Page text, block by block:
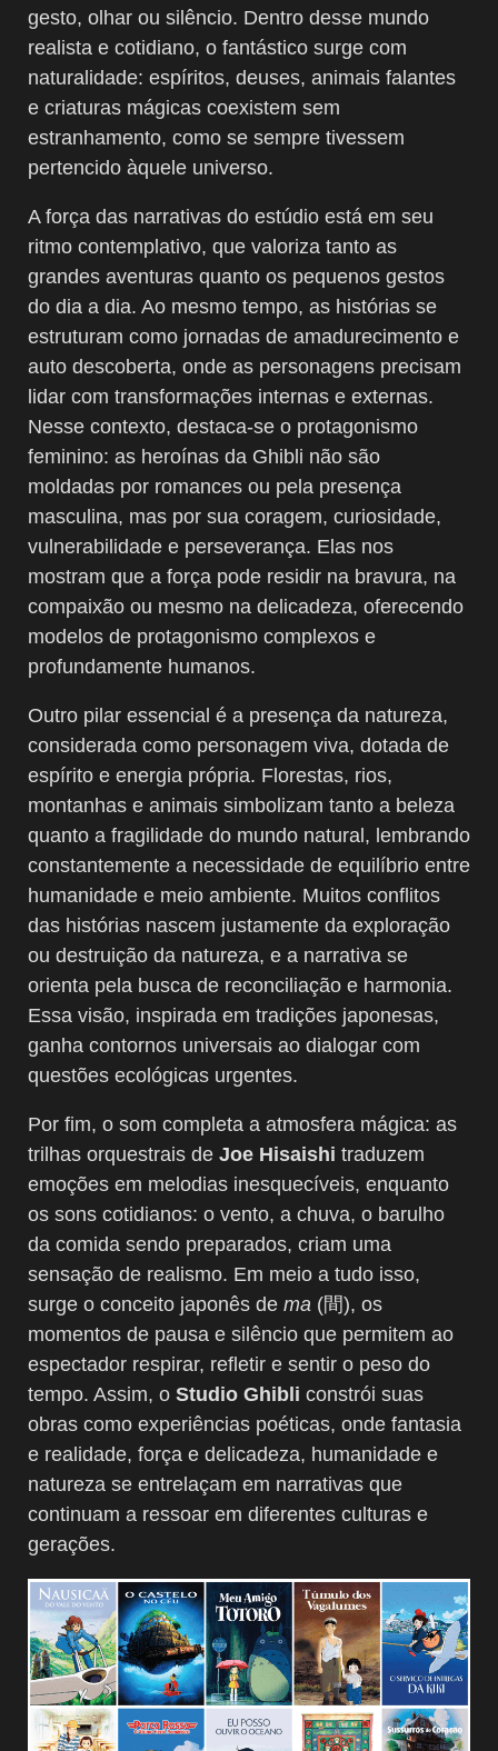
gesto, olhar ou silêncio. Dentro desse mundo
realista e cotidiano, o fantástico surge com
naturalidade: espíritos, deuses, animais falantes
e criaturas mágicas coexistem sem
estranhamento, como se sempre tivessem
pertencido àquele universo.
A força das narrativas do estúdio está em seu
ritmo contemplativo, que valoriza tanto as
grandes aventuras quanto os pequenos gestos
do dia a dia. Ao mesmo tempo, as histórias se
estruturam como jornadas de amadurecimento e
auto descoberta, onde as personagens precisam
lidar com transformações internas e externas.
Nesse contexto, destaca-se o protagonismo
feminino: as heroínas da Ghibli não são
moldadas por romances ou pela presença
masculina, mas por sua coragem, curiosidade,
vulnerabilidade e perseverança. Elas nos
mostram que a força pode residir na bravura, na
compaixão ou mesmo na delicadeza, oferecendo
modelos de protagonismo complexos e
profundamente humanos.
Outro pilar essencial é a presença da natureza,
considerada como personagem viva, dotada de
espírito e energia própria. Florestas, rios,
montanhas e animais simbolizam tanto a beleza
quanto a fragilidade do mundo natural, lembrando
constantemente a necessidade de equilíbrio entre
humanidade e meio ambiente. Muitos conflitos
das histórias nascem justamente da exploração
ou destruição da natureza, e a narrativa se
orienta pela busca de reconciliação e harmonia.
Essa visão, inspirada em tradições japonesas,
ganha contornos universais ao dialogar com
questões ecológicas urgentes.
Por fim, o som completa a atmosfera mágica: as
trilhas orquestrais de Joe Hisaishi traduzem
emoções em melodias inesquecíveis, enquanto
os sons cotidianos: o vento, a chuva, o barulho
da comida sendo preparados, criam uma
sensação de realismo. Em meio a tudo isso,
surge o conceito japonês de ma (間), os
momentos de pausa e silêncio que permitem ao
espectador respirar, refletir e sentir o peso do
tempo. Assim, o Studio Ghibli constrói suas
obras como experiências poéticas, onde fantasia
e realidade, força e delicadeza, humanidade e
natureza se entrelaçam em narrativas que
continuam a ressoar em diferentes culturas e
gerações.